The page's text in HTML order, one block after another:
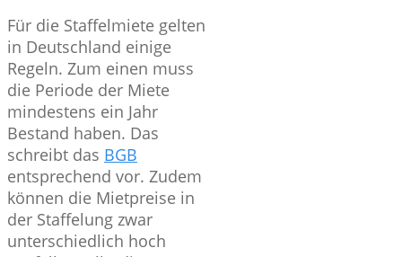
Für die Staffelmiete gelten
in Deutschland einige
Regeln. Zum einen muss
die Periode der Miete
mindestens ein Jahr
Bestand haben. Das
schreibt das BGB
entsprechend vor. Zudem
können die Mietpreise in
der Staffelung zwar
unterschiedlich hoch